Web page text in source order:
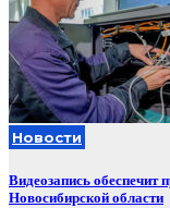
Новости
Видеозапись обеспечит
Новосибирской области